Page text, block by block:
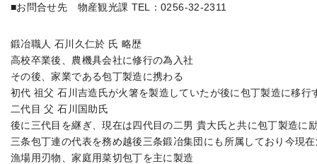
■お問合せ先 物産観光課 TEL：0256-32-2311
鍛冶職人 石川久仁於 氏 略歴
高校卒業後、農機具会社に修行の為入社
その後、家業である包丁製造に携わる
初代 祖父 石川吉造氏が火箸を製造していたが後に包丁製造に移行
二代目 父 石川国助氏
後に三代目を継ぎ、現在は四代目の二男 貴大氏と共に包丁製造に
三条包丁連の代表を務め越後三条鍛冶集団にも所属しており今現
漁場用刃物、家庭用菜切包丁を主に製造